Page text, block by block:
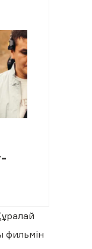
фильмін